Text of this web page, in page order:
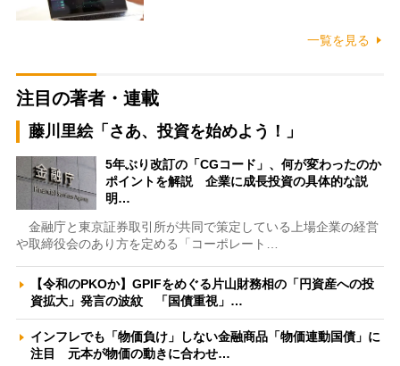
一覧を見る
注目の著者・連載
藤川里絵「さあ、投資を始めよう！」
5年ぶり改訂の「CGコード」、何が変わったのか
ポイントを解説 企業に成長投資の具体的な説
明…
金融庁と東京証券取引所が共同で策定している上場企業の経営
や取締役会のあり方を定める「コーポレート…
【令和のPKOか】GPIFをめぐる片山財務相の「円資産への投
資拡大」発言の波紋 「国債重視」…
インフレでも「物価負け」しない金融商品「物価連動国債」に
注目 元本が物価の動きに合わせ…